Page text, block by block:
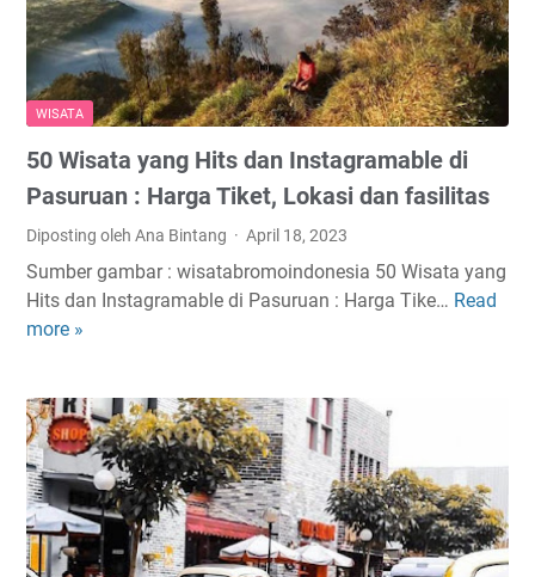
WISATA
50 Wisata yang Hits dan Instagramable di
Pasuruan : Harga Tiket, Lokasi dan fasilitas
Diposting oleh Ana Bintang April 18, 2023
Sumber gambar : wisatabromoindonesia 50 Wisata yang
Hits dan Instagramable di Pasuruan : Harga Tike… Read
more »
5
s
a
t
a
y
a